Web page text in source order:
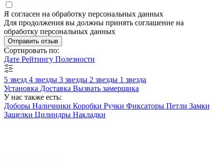
Я согласен на обработку персональных данных
Для продолжения вы должны принять соглашение на
обработку персональных данных
Отправить отзыв
Сортировать по:
Дате Рейтингу Полезности
5 звезд 4 звезды 3 звезды 2 звезды 1 звезда
Установка Доставка Вызвать замерщика
У нас также есть:
Доборы Наличники Коробки Ручки Фиксаторы Петли Замки
Защелки Цилиндры Накладки